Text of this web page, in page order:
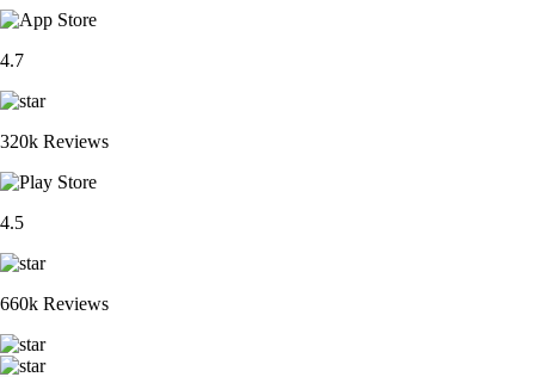
4.7
320k Reviews
4.5
660k Reviews